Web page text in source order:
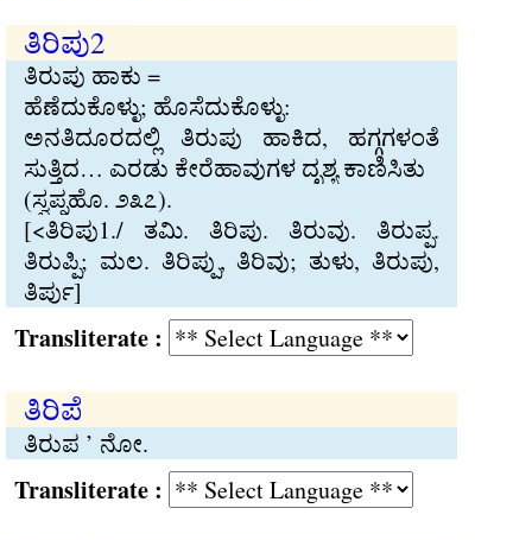
ತಿರಿಪು2
ತಿರುಪು ಹಾಕು =
ಹೆಣೆದುಕೊಳ್ಳು; ಹೊಸೆದುಕೊಳ್ಳು:
ಅನತಿದೂರದಲ್ಲಿ ತಿರುಪು ಹಾಕಿದ, ಹಗ್ಗಗಳಂತೆ
ಸುತ್ತಿದ… ಎರಡು ಕೇರೆಹಾವುಗಳ ದೃಶ್ಯ ಕಾಣಿಸಿತು
(ಸ್ವಪ್ನಹೊ. ೨೩೭).
[<ತಿರಿಪು1./ ತಮಿ. ತಿರಿಪು. ತಿರುವು. ತಿರುಪ್ಪ.
ತಿರುಪ್ಪಿ; ಮಲ. ತಿರಿಪ್ಪು, ತಿರಿವು; ತುಳು, ತಿರುಪು,
ತಿರ್ಪು]
:
ತಿರಿಪೆ
ತಿರುಪ ’ ನೋ.
: